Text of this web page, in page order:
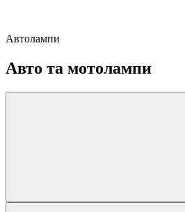
Автолампи
Авто та мотолампи